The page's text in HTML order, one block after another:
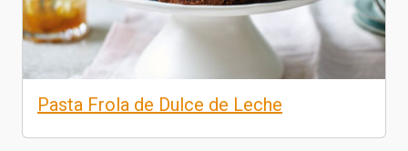
Pasta Frola de Dulce de Leche